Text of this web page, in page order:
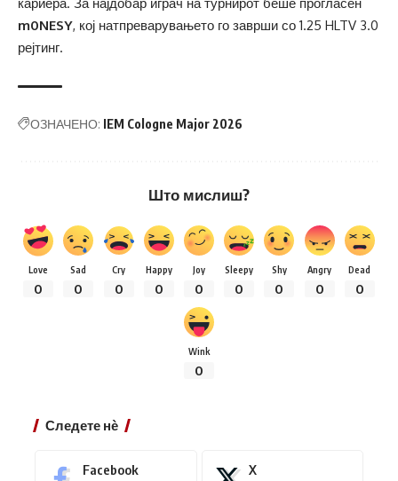
кариера. За најдобар играч на турнирот беше прогласен
m0NESY, кој натпреварувањето го заврши со 1.25 HLTV 3.0
рејтинг.
ОЗНАЧЕНО: IEM Cologne Major 2026
Што мислиш?
Love
0
Sad
0
Cry
0
Happy
0
Joy
0
Sleepy
0
Shy
0
Angry
0
Dead
0
Wink
0
Следете нѐ
Facebook X